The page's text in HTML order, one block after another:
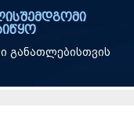
ელჩს და ცუკუბას
იაპონიის